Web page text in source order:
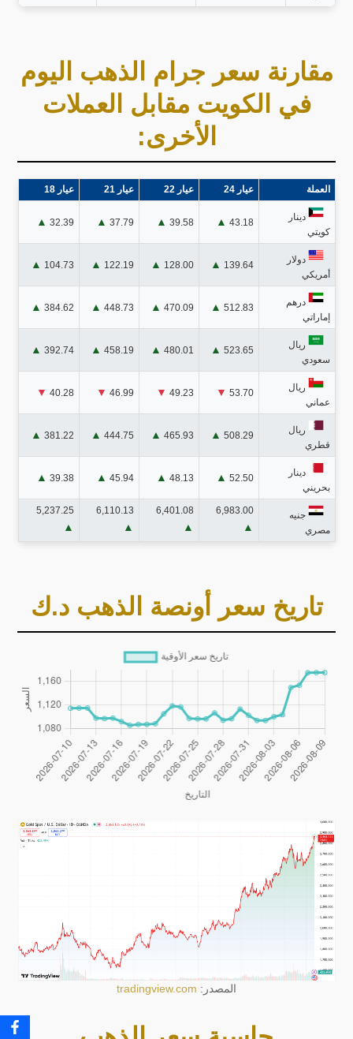
مقارنة سعر جرام الذهب اليوم
في الكويت مقابل العملات
الأخرى:
العملة عيار 24 عيار 22 عيار 21 عيار 18
دينار
كويتي
43.18
▲
39.58
▲
37.79
▲
32.39
▲
دولار
أمريكي
139.64
▲
128.00
▲
122.19
▲
104.73
▲
درهم
إماراتي
512.83
▲
470.09
▲
448.73
▲
384.62
▲
ريال
سعودي
523.65
▲
480.01
▲
458.19
▲
392.74
▲
ريال
عماني
53.70
▼
49.23
▼
46.99
▼
40.28
▼
ريال
قطري
508.29
▲
465.93
▲
444.75
▲
381.22
▲
دينار
بحريني
52.50
▲
48.13
▲
45.94
▲
39.38
▲
جنيه
مصري
6,983.00
▲
6,401.08
▲
6,110.13
▲
5,237.25
▲
تاريخ سعر أونصة الذهب د.ك
المصدر: tradingview.com